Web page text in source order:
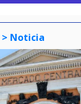
> Noticia